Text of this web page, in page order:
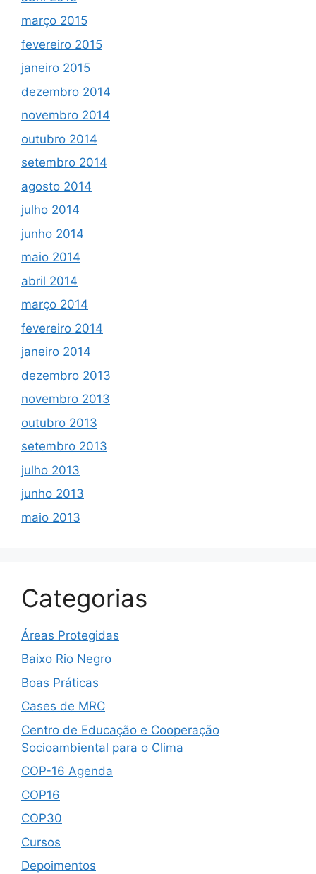
março 2015
fevereiro 2015
janeiro 2015
dezembro 2014
novembro 2014
outubro 2014
setembro 2014
agosto 2014
julho 2014
junho 2014
maio 2014
abril 2014
março 2014
fevereiro 2014
janeiro 2014
dezembro 2013
novembro 2013
outubro 2013
setembro 2013
julho 2013
junho 2013
maio 2013
Categorias
Áreas Protegidas
Baixo Rio Negro
Boas Práticas
Cases de MRC
Centro de Educação e Cooperação
Socioambiental para o Clima
COP-16 Agenda
COP16
COP30
Cursos
Depoimentos